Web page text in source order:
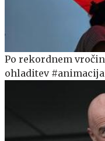
Po rekordnem
ohladitev #animacija